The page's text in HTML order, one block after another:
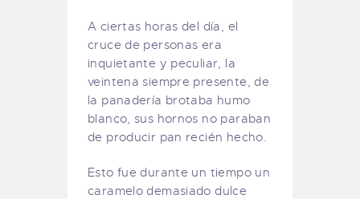
A ciertas horas del día, el
cruce de personas era
inquietante y peculiar, la
veintena siempre presente, de
la panadería brotaba humo
blanco, sus hornos no paraban
de producir pan recién hecho.
Esto fue durante un tiempo un
caramelo demasiado dulce